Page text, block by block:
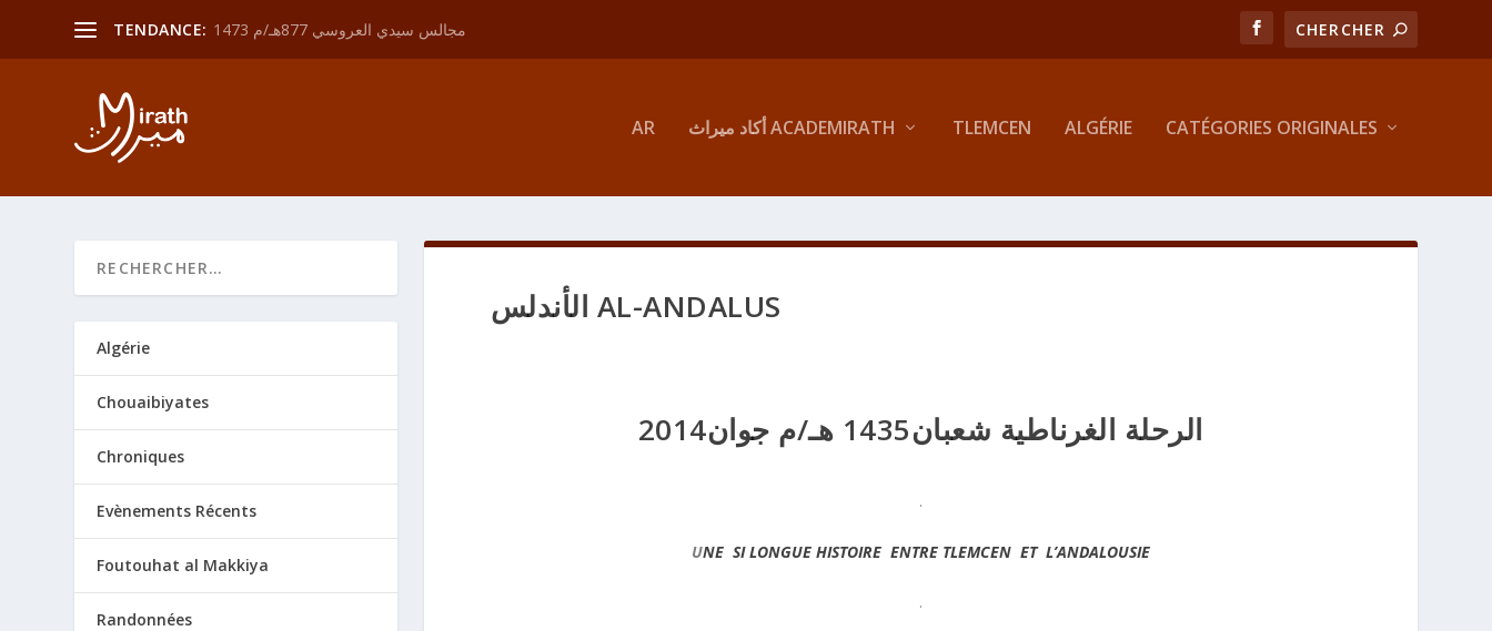
TENDANCE: مجالس سيدي العروسي 877هـ/م 1473
AR أكاد ميراث ACADEMIRATH TLEMCEN ALGÉRIE CATÉGORIES ORIGINALES
الأندلس AL-ANDALUS
الرحلة الغرناطية شعبان1435 هـ/م جوان2014
.
UNE SI LONGUE HISTOIRE ENTRE TLEMCEN ET L’ANDALOUSIE
.
Algérie
Chouaibiyates
Chroniques
Evènements Récents
Foutouhat al Makkiya
Randonnées